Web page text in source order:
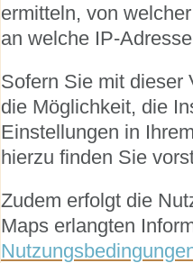
ermitteln, von
an welche IP-
Sofern Sie mit dieser
die Möglichkeit, die
Einstellungen in
hierzu finden Sie
Zudem erfolgt die
Maps erlangten